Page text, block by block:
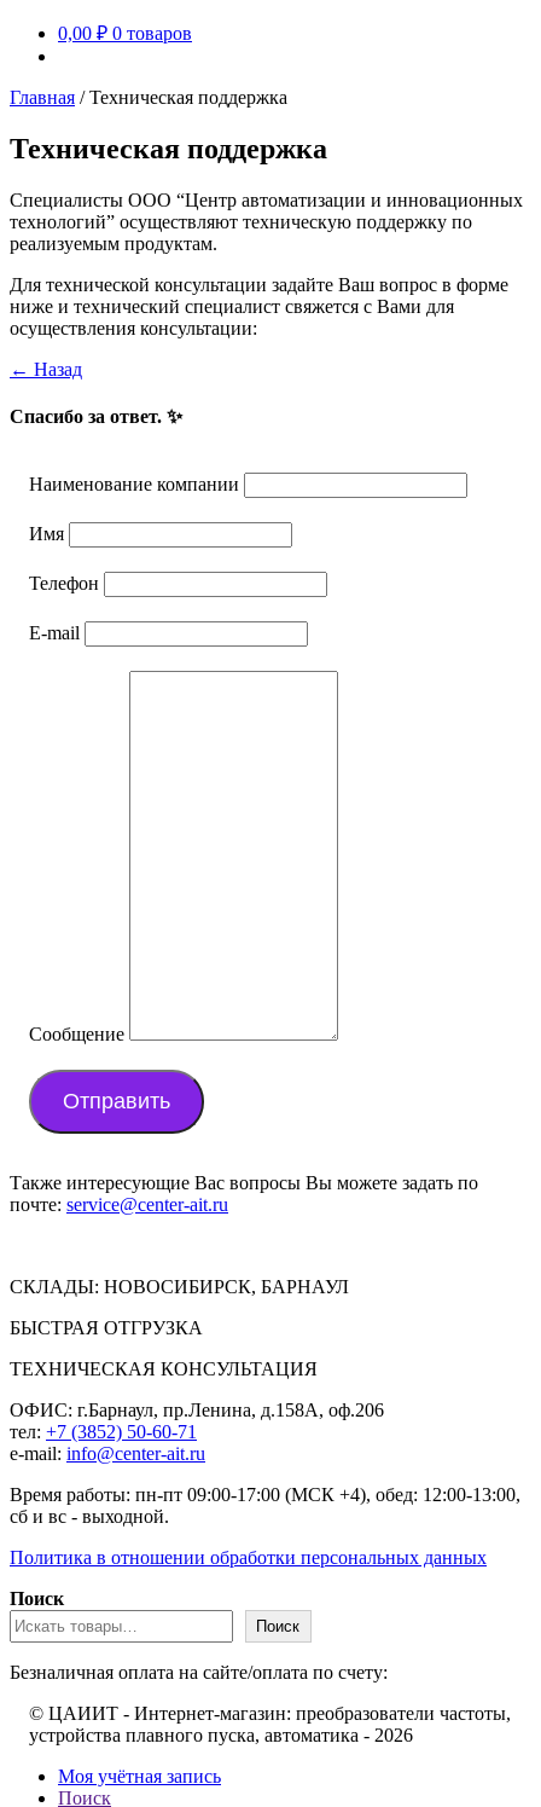
0,00 ₽ 0 товаров
Главная /Техническая поддержка
Техническая поддержка
Специалисты ООО “Центр автоматизации и инновационных
технологий” осуществляют техническую поддержку по
реализуемым продуктам.
Для технической консультации задайте Ваш вопрос в форме
ниже и технический специалист свяжется с Вами для
осуществления консультации:
← Назад
Спасибо за ответ. ✨
Наименование компании
Имя
Телефон
E-mail
Сообщение
Отправить
Также интересующие Вас вопросы Вы можете задать по
почте: service@center-ait.ru
СКЛАДЫ: НОВОСИБИРСК, БАРНАУЛ
БЫСТРАЯ ОТГРУЗКА
ТЕХНИЧЕСКАЯ КОНСУЛЬТАЦИЯ
ОФИС: г.Барнаул, пр.Ленина, д.158А, оф.206
тел: +7 (3852) 50-60-71
e-mail: info@center-ait.ru
Время работы: пн-пт 09:00-17:00 (МСК +4), обед: 12:00-13:00,
сб и вс - выходной.
Политика в отношении обработки персональных данных
Поиск
Поиск
Безналичная оплата на сайте/оплата по счету:
© ЦАИИТ - Интернет-магазин: преобразователи частоты,
устройства плавного пуска, автоматика - 2026
Моя учётная запись
Поиск